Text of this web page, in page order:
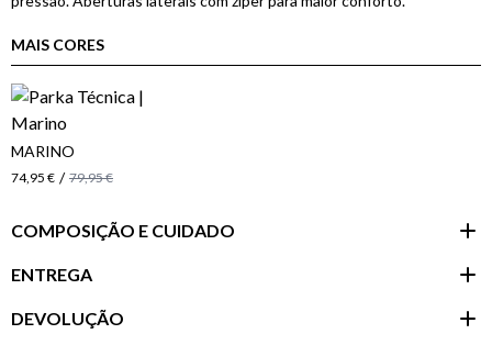
MAIS CORES
MARINO
74,95 € / 79,95 €
COMPOSIÇÃO E CUIDADO
ENTREGA
DEVOLUÇÃO